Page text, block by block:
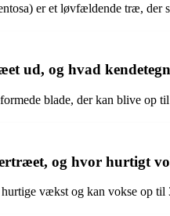
er et løvfældende træ, der
ud, og hvad
blade, der kan blive op
og hvor hurtigt
vækst og kan vokse op